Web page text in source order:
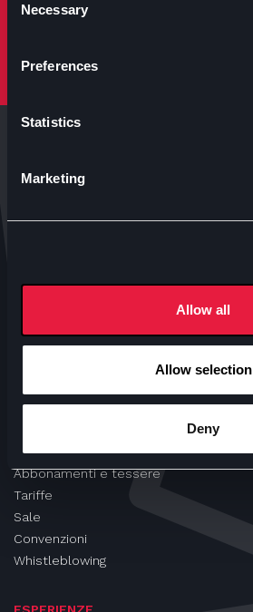
Selection
Necessary
Preferences
Statistics
Marketing
Allow all
Allow selection
Deny
Accessibilità
CINEMA
Eventi e Rassegne
Abbonamenti e tessere
Tariffe
Sale
Convenzioni
Whistleblowing